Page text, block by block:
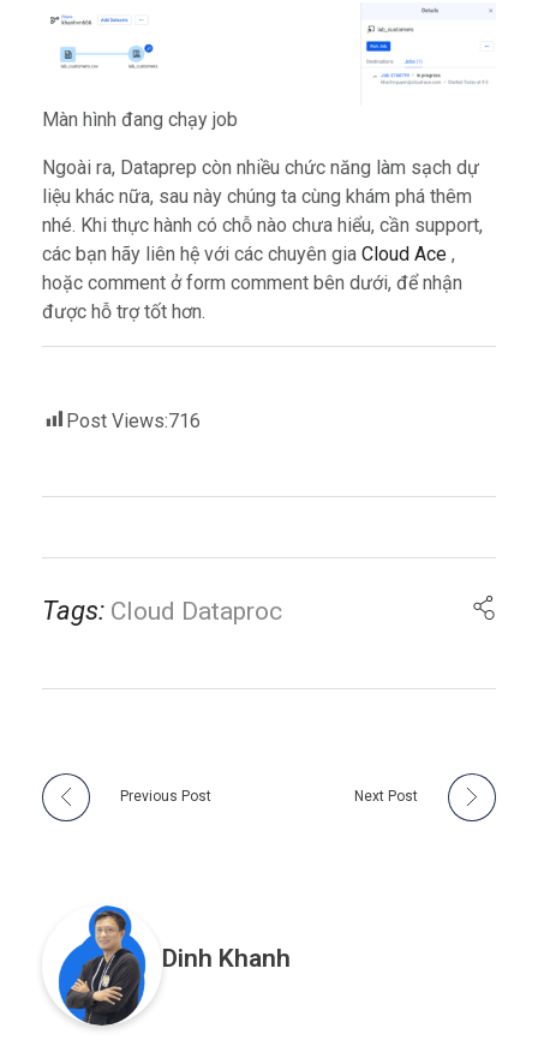
Màn hình đang chạy job
Ngoài ra, Dataprep còn nhiều chức năng làm sạch dự
liệu khác nữa, sau này chúng ta cùng khám phá thêm
nhé. Khi thực hành có chỗ nào chưa hiểu, cần support,
các bạn hãy liên hệ với các chuyên gia Cloud Ace ,
hoặc comment ở form comment bên dưới, để nhận
được hỗ trợ tốt hơn.
Post Views:716
Tags: Cloud Dataproc
Previous Post Next Post
Dinh Khanh